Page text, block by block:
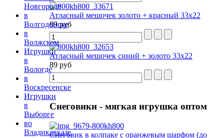
Атласный мешочек золото + красный 33х22
89 руб
Атласный мешочек синий + золото 33х22
89 руб
Снеговики- мягкая игрушка оптом
Снеговик в колпаке с оранжевым шарфом (до
Новгороде
в
Волгодонске
в
Волжском
Игрушки
в
Вологде
в
Воскресенске
Игрушки
в
Выборге
во
Владикавказе